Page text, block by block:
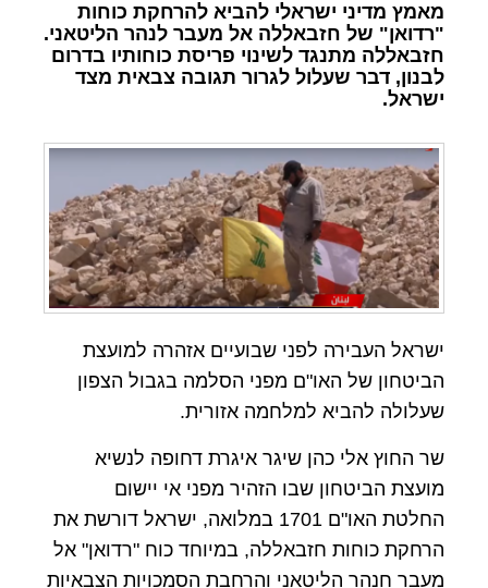
מאמץ מדיני ישראלי להביא להרחקת כוחות
"רדואן" של חזבאללה אל מעבר לנהר הליטאני.
חזבאללה מתנגד לשינוי פריסת כוחותיו בדרום
לבנון, דבר שעלול לגרור תגובה צבאית מצד
ישראל.
ישראל העבירה לפני שבועיים אזהרה למועצת
הביטחון של האו"ם מפני הסלמה בגבול הצפון
שעלולה להביא למלחמה אזורית.
שר החוץ אלי כהן שיגר איגרת דחופה לנשיא
מועצת הביטחון שבו הזהיר מפני אי יישום
החלטת האו"ם 1701 במלואה, ישראל דורשת את
הרחקת כוחות חזבאללה, במיוחד כוח "רדואן" אל
מעבר חנהר הליטאני והרחבת הסמכויות הצבאיות